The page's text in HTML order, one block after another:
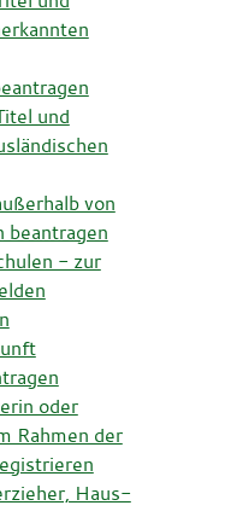
und
von
beantragen
- zur
oder
Rahmen der
Haus-